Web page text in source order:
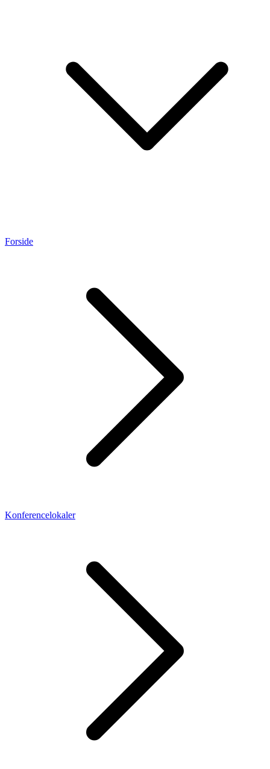
Forside
Konferencelokaler